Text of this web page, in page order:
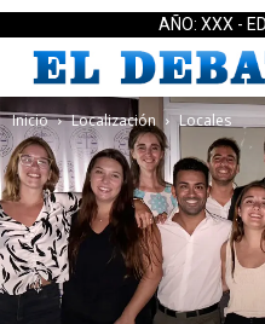
AÑO: XXX -
Inicio Localización Locales